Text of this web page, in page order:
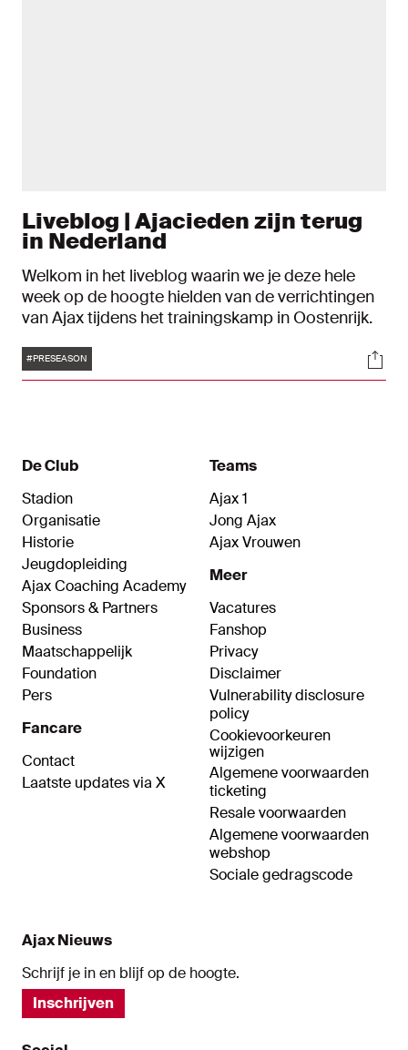
Liveblog | Ajacieden zijn terug
in Nederland
Welkom in het liveblog waarin we je deze hele
week op de hoogte hielden van de verrichtingen
van Ajax tijdens het trainingskamp in Oostenrijk.
Tags
#PRESEASON
De Club
Stadion
Organisatie
Historie
Jeugdopleiding
Ajax Coaching Academy
Sponsors & Partners
Business
Maatschappelijk
Foundation
Pers
Fancare
Contact
Laatste updates via X
Teams
Ajax 1
Jong Ajax
Ajax Vrouwen
Meer
Vacatures
Fanshop
Privacy
Disclaimer
Vulnerability disclosure
policy
Cookievoorkeuren
wijzigen
Algemene voorwaarden
ticketing
Resale voorwaarden
Algemene voorwaarden
webshop
Sociale gedragscode
Ajax Nieuws
Schrijf je in en blijf op de hoogte.
Inschrijven